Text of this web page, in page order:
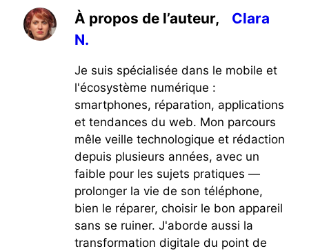
À propos de l’auteur,
Clara
N.
Je suis spécialisée dans le mobile et
l'écosystème numérique :
smartphones, réparation, applications
et tendances du web. Mon parcours
mêle veille technologique et rédaction
depuis plusieurs années, avec un
faible pour les sujets pratiques —
prolonger la vie de son téléphone,
bien le réparer, choisir le bon appareil
sans se ruiner. J'aborde aussi la
transformation digitale du point de